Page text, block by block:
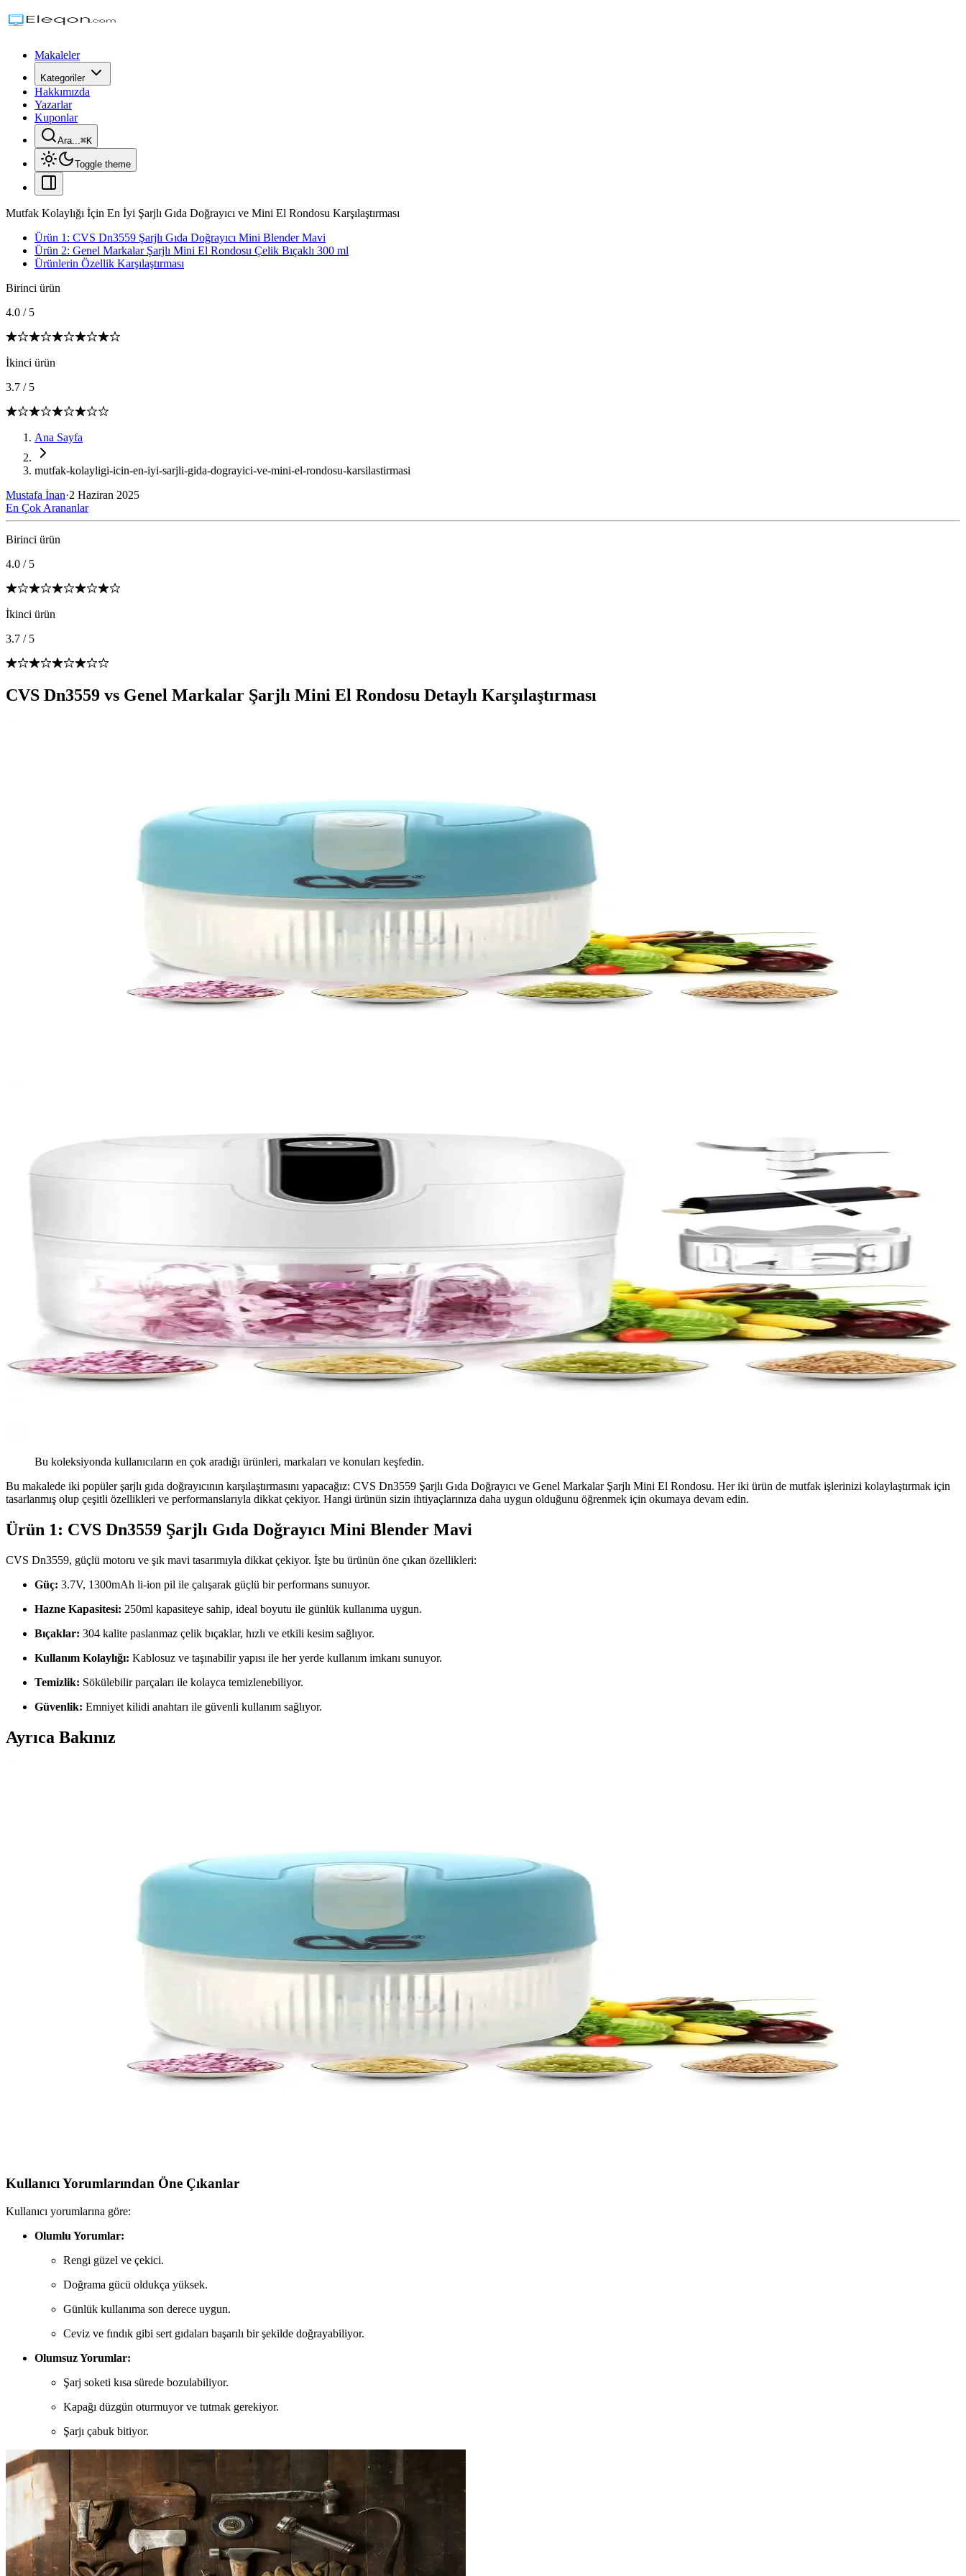
Makaleler
Kategoriler
Hakkımızda
Yazarlar
Kuponlar
Ara...⌘K
Toggle theme
Mutfak Kolaylığı İçin En İyi Şarjlı Gıda Doğrayıcı ve Mini El Rondosu Karşılaştırması
Ürün 1: CVS Dn3559 Şarjlı Gıda Doğrayıcı Mini Blender Mavi
Ürün 2: Genel Markalar Şarjlı Mini El Rondosu Çelik Bıçaklı 300 ml
Ürünlerin Özellik Karşılaştırması
Birinci ürün
4.0 / 5
İkinci ürün
3.7 / 5
Ana Sayfa
mutfak-kolayligi-icin-en-iyi-sarjli-gida-dograyici-ve-mini-el-rondosu-karsilastirmasi
Mustafa İnan·2 Haziran 2025
En Çok Arananlar
Birinci ürün
4.0 / 5
İkinci ürün
3.7 / 5
CVS Dn3559 vs Genel Markalar Şarjlı Mini El Rondosu Detaylı Karşılaştırması
Bu koleksiyonda kullanıcıların en çok aradığı ürünleri, markaları ve konuları keşfedin.
Bu makalede iki popüler şarjlı gıda doğrayıcının karşılaştırmasını yapacağız: CVS Dn3559 Şarjlı Gıda Doğrayıcı ve Genel Markalar Şarjlı Mini El Rondosu. Her iki ürün de mutfak işlerinizi kolaylaştırmak için
tasarlanmış olup çeşitli özellikleri ve performanslarıyla dikkat çekiyor. Hangi ürünün sizin ihtiyaçlarınıza daha uygun olduğunu öğrenmek için okumaya devam edin.
Ürün 1: CVS Dn3559 Şarjlı Gıda Doğrayıcı Mini Blender Mavi
CVS Dn3559, güçlü motoru ve şık mavi tasarımıyla dikkat çekiyor. İşte bu ürünün öne çıkan özellikleri:
Güç: 3.7V, 1300mAh li-ion pil ile çalışarak güçlü bir performans sunuyor.
Hazne Kapasitesi: 250ml kapasiteye sahip, ideal boyutu ile günlük kullanıma uygun.
Bıçaklar: 304 kalite paslanmaz çelik bıçaklar, hızlı ve etkili kesim sağlıyor.
Kullanım Kolaylığı: Kablosuz ve taşınabilir yapısı ile her yerde kullanım imkanı sunuyor.
Temizlik: Sökülebilir parçaları ile kolayca temizlenebiliyor.
Güvenlik: Emniyet kilidi anahtarı ile güvenli kullanım sağlıyor.
Ayrıca Bakınız
İki şarjlı mutfak aletinin özellikleri, avantajları ve kullanım kolaylıkları karşılaştırıldı. Hangi ürün ihtiyaçlarınıza daha uygun? Detaylar ve kullanıcı yorumlarıyla seçim yapmanızı kolaylaştırıyoruz.
CVS Dn3559 mini blender, güçlü motoru ve şık mavi tasarımıyla günlük mutfak ihtiyaçlarına pratik çözümler sunar. Hafif ve taşınabilir yapısıyla hijyenik temizlik avantajı sağlar.
Kiwi Kc 8209 Doğrayıcı Rondo ve Kiwi Kc8203 Blender Karşılaştırması
Kiwi Kc 8209 Doğrayıcı Rondo ve Kiwi Kc8203 Blender'ın özellikleri, kullanıcı yorumları ve karşılaştırmasıyla hangi ürünün ihtiyaçlarınıza daha uygun olduğunu keşfedin.
Kiwi Kc8203 ve TEFAL HB234DTR Mutfak Aletleri Karşılaştırması
İşte Kiwi Kc8203 ve TEFAL HB234DTR modellerinin özellikleri, kullanıcı yorumları ve karşılaştırmasıyla mutfakta zaman ve enerji tasarrufu sağlayan en iyi seçenekler.
CVS Dn3559 Şarjlı Gıda Doğrayıcı Mini Blender: Modern ve Pratik Mutfak Çözümü
Kullanıcı Yorumlarından Öne Çıkanlar
Kullanıcı yorumlarına göre:
Olumlu Yorumlar:
Rengi güzel ve çekici.
Doğrama gücü oldukça yüksek.
Günlük kullanıma son derece uygun.
Ceviz ve fındık gibi sert gıdaları başarılı bir şekilde doğrayabiliyor.
Olumsuz Yorumlar:
Şarj soketi kısa sürede bozulabiliyor.
Kapağı düzgün oturmuyor ve tutmak gerekiyor.
Şarjı çabuk bitiyor.